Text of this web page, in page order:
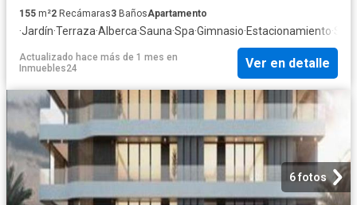
155 m²2 Recámaras3 BañosApartamento
·Jardín·Terraza·Alberca·Sauna·Spa·Gimnasio·Estacionamiento·
Actualizado hace más de 1 mes en
Inmuebles24
Ver en detalle
6 fotos